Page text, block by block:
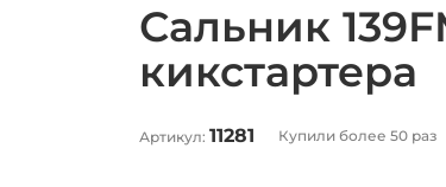
Сальник
кикстартера
Артикул: 11281 Купили более 50 раз